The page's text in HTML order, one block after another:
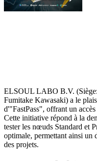
ELSOUL LABO B.V.
Fumitake Kawasaki) a le
d'"FastPass", offrant un
Cette initiative répond à la
tester les nœuds Standard et
optimale, permettant ainsi un
des projets.